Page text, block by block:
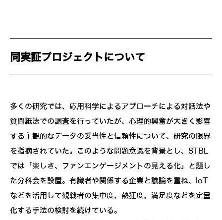
同実証プロジェクトについて
多くの研究では、応用科学によるアプローチによる対話法や
質問紙法での調査を行っていたが、心理的興奮が大きく影響
する主観的なデータの妥当性と信頼性について、研究の限界
を指摘されていた。このような問題意識を背景とし、STBL
では「楽しさ、ファンエンゲージメントの見える化」と題し
た分科会を設置。有識者や関係する企業と議論を重ね、IoT
などを活用して観戦者の集中度、熱狂度、満足度などを定量
化する手法の検討を続けている。